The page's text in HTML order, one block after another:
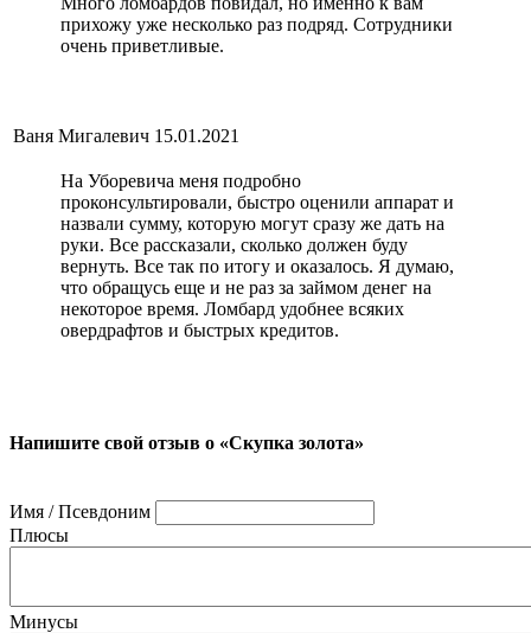
прихожу уже несколько раз подряд. Сотрудники
очень приветливые.
Ваня Мигалевич 15.01.2021
На Уборевича меня подробно
проконсультировали, быстро оценили аппарат и
назвали сумму, которую могут сразу же дать на
руки. Все рассказали, сколько должен буду
вернуть. Все так по итогу и оказалось. Я думаю,
что обращусь еще и не раз за займом денег на
некоторое время. Ломбард удобнее всяких
овердрафтов и быстрых кредитов.
Напишите свой отзыв о «Скупка золота»
Имя / Псевдоним
Плюсы
Минусы